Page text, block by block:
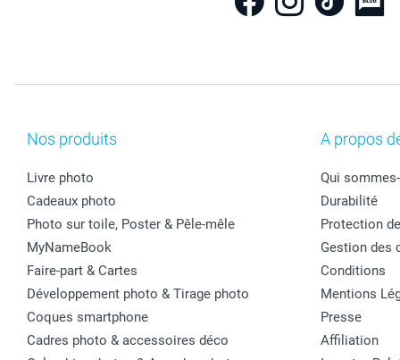
Nos produits
Livre photo
Cadeaux photo
Photo sur toile, Poster & Pêle-mêle
MyNameBook
Faire-part & Cartes
Développement photo & Tirage photo
Coques smartphone
Cadres photo & accessoires déco
A propos
Qui
Durabilité
Protection
Gestion des
Conditions
Mentions
Presse
Affiliation